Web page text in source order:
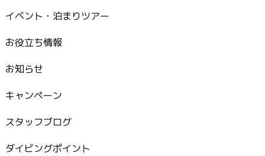
イベント・泊まりツアー
お役立ち情報
お知らせ
キャンペーン
スタッフブログ
ダイビングポイント